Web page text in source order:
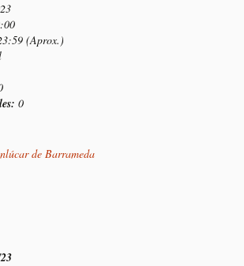
(Aprox.)
0
de Barrameda